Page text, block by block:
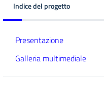
Indice del progetto
Presentazione
Galleria multimediale